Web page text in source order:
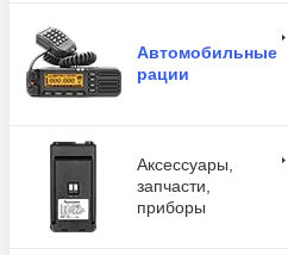
Автомобильные
рации
Аксессуары,
запчасти,
приборы